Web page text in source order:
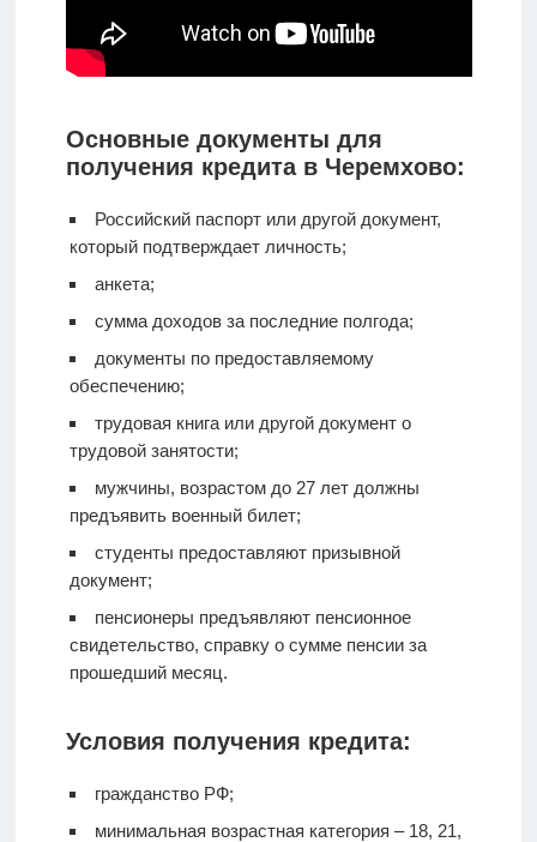
Основные документы для
получения кредита в Черемхово:
Российский паспорт или другой документ,
который подтверждает личность;
анкета;
сумма доходов за последние полгода;
документы по предоставляемому
обеспечению;
трудовая книга или другой документ о
трудовой занятости;
мужчины, возрастом до 27 лет должны
предъявить военный билет;
студенты предоставляют призывной
документ;
пенсионеры предъявляют пенсионное
свидетельство, справку о сумме пенсии за
прошедший месяц.
Условия получения кредита:
гражданство РФ;
минимальная возрастная категория – 18, 21,